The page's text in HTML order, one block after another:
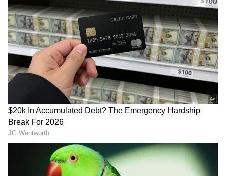
Related Articles
DK Shivakumar: ಡಿಕೆಶಿ ಸಿಎಂ ಆಗುವುದು
ಖಚಿತವಾಗುತ್ತಿದ್ದಂತೆ ಸರ್ಕಾರ ಮತ್ತು ಪಕ್ಷದಲ್ಲಿ ಮಹತ್ವದ